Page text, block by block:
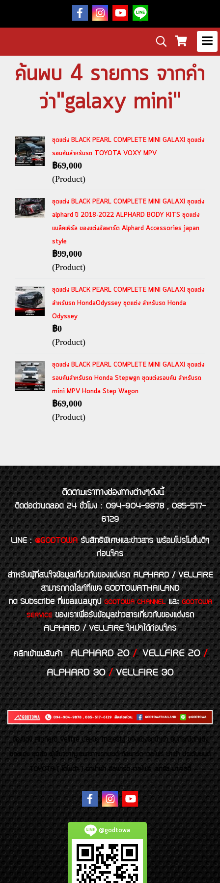
ค้นพบ 4 รายการ จากคำ
ว่า"galaxy mini"
ชุดแต่ง BLACK PEARL COMPLETE MINI GALAXI ชุดแต่ง
รอบคันสำหรับรถ TOYOTA VOXY MPV
฿69,000
(Product)
ชุดแต่ง BLACK PEARL COMPLETE MINI GALAXI ชุดแต่ง
alphard ปี 2018-2022 ALPHARD BODY KITS ชุดแต่ง
แบล็คเพิร์ล ของแต่งอัลพาร์ด Alphard Accessories japan
style
฿99,000
(Product)
ชุดแต่ง BLACK PEARL COMPLETE MINI GALAXI ชุดแต่ง
สำหรับรถ HondaOdyssey ชุดแต่ง สำหรับรถ Honda
Odyssey
฿0
(Product)
ชุดแต่ง BLACK PEARL COMPLETE MINI GALAXI ชุดแต่ง
รอบคันสำหรับรถ Honda Stepwgn ชุดแต่งรอบคัน สำหรับรถ
mini MPV Honda Step Wagon
฿69,000
(Product)
ติดตามเราทางช่องทางต่างๆดังนี้
ติดต่อด่วนตลอด 24 ชั่วโมง : 094-904-9878 , 085-517-
6129
LINE : @GODTOWA รับสิทธิพิเศษและข่าวสาร พร้อมโปรโมชั่นดีๆ
ก่อนใคร
สำหรับผู้ที่สนใจข้อมูลเกี่ยวกับของแต่งรถ ALPHARD / VELLFIRE
สามารถกดไลค์ที่เพจ GODTOWATHAILAND
กด Subscribe ที่แชลแนลยูทูปGODTOWA CHANNELและGODTOWA
SERVICEของเราเพื่อรับข้อมูลข่าวสารเกี่ยวกับของแต่งรถ
ALPHARD / VELLFIRE ใหม่ๆได้ก่อนใคร
คลิกเข้าชมสินค้า ALPHARD 20/VELLFIRE 20/
ALPHARD 30/VELLFIRE 30
ของเเต่ง Alphard Vellfire Lexus Majesty ของเเต่งรถนำเข้า อุปกรณ์ตกแต่ง
ของแต่ง ชุดล้อ ผู้เชี่ยวชาญเฉพาะทางรถยนต์ อัลพาร์ด เวลไฟร์ นำเข้า ประดับยนต์
TOYOTA ( โตโยต้า ) รถนำเข้า อัลพาร์ด เวลไฟร์ เลกซัส มาเจสตี้
@godtowa